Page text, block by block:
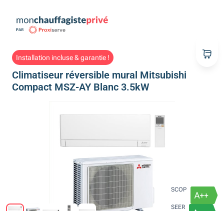
Installation incluse & garantie !
Climatiseur réversible mural Mitsubishi
Compact MSZ-AY Blanc 3.5kW
SCOP
SEER